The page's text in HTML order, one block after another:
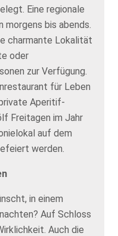
Eine regionale
morgens bis abends.
charmante Lokalität
oder
zur Verfügung.
für Leben
Aperitif-
Freitagen im Jahr
auf dem
werden.
in einem
Auf Schloss
Auch die